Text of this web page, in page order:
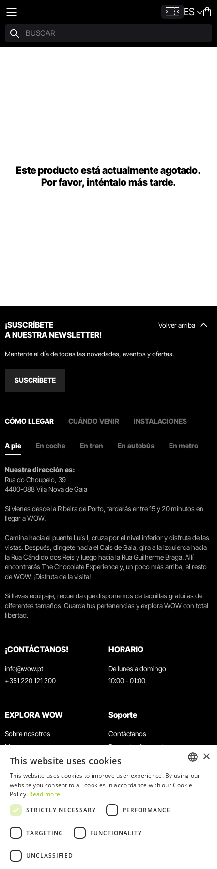
ES
Este producto está actualmente agotado.
Por favor, inténtalo más tarde.
Volver arriba
¡SUSCRÍBETE
A NUESTRA NEWSLETTER!
Mantente al día de todas las novedades, eventos y ofertas.
SUSCRÍBETE
CÓMO LLEGAR CUÁNDO VENIR INSTALACIONES
A pie En coche En tren En autobús En metro
Nuestra dirección es:
Rua do Choupelo, 39
4400-088 Vila Nova de Gaia
Si vienes desde la Ribeira de Porto, tardarás entre 15 y 20 minutos en
llegar a WOW.
Camina hacia el puente Luís I, cruza por el nivel inferior y disfruta de las
vistas. Después, dirígete hacia el Cais de Gaia, gira a la izquierda hacia
la Rua Cândido dos Reis y luego hacia la Rua Guilherme Braga. Allí
encontrarás The Chocolate Experience y, un poco más arriba, el resto
de WOW. ¡Disfruta de la visita!
Si llevas equipaje, recuerda que disponemos de taquillas gratuitas de
diferentes tamaños. Guarda tus pertenencias y explora WOW con total
libertad.
¡CONTÁCTANOS!
info@wow.pt
+351 220 121 200
HORARIO
De lunes a domingo
10:00 - 01:00
EXPLORA WOW
Sobre nosotros
Museos
Agenda
Noticias
Restaurantes
Tarjeta WOW
Grupos y eventos
Servicio educativo
Soporte
Contáctanos
Preguntas frecuentes
Términos y condiciones
Política de privacidad y cookies
Trabaja con nosotros
Libro de reclamaciones
ENGLISH
×
This website uses cookies
This website uses cookies to improve user experience. By using our
website you consent to all cookies in accordance with our Cookie
Policy. Read more
STRICTLY NECESSARY
PERFORMANCE
TARGETING FUNCTIONALITY
UNCLASSIFIED